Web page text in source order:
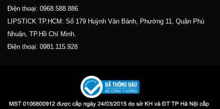
Điện thoại: 0968.588.886
LIPSTICK TP.HCM: Số 179 Huỳnh Văn Bánh, Phường 11, Quận Phú
Nhuận, TP.Hồ Chí Minh.
Điện thoại: 0981.115.928